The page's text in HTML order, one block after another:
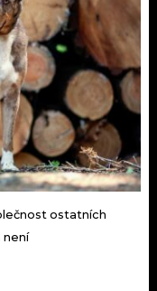
ostatních
není